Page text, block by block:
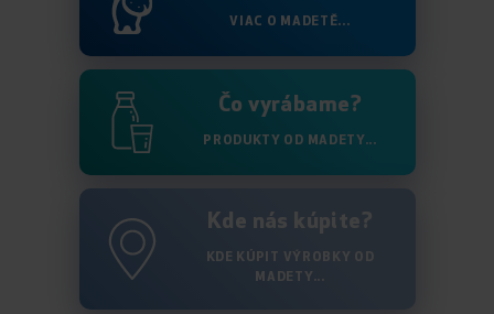
VIAC O MADETĚ...
Čo vyrábame?
PRODUKTY OD MADETY...
Kde nás kúpite?
KDE KÚPIT VÝROBKY OD
MADETY...